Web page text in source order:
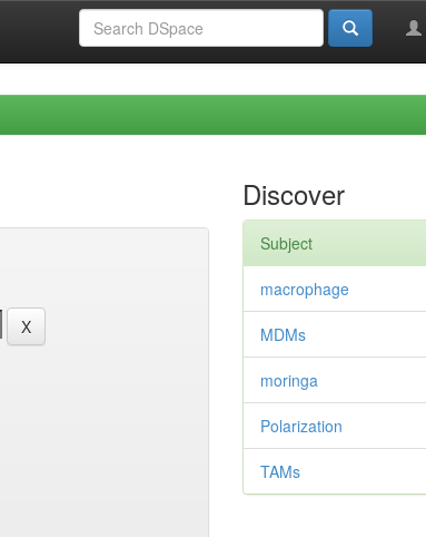
Discover
Subject
macrophage
MDMs
moringa
Polarization
TAMs